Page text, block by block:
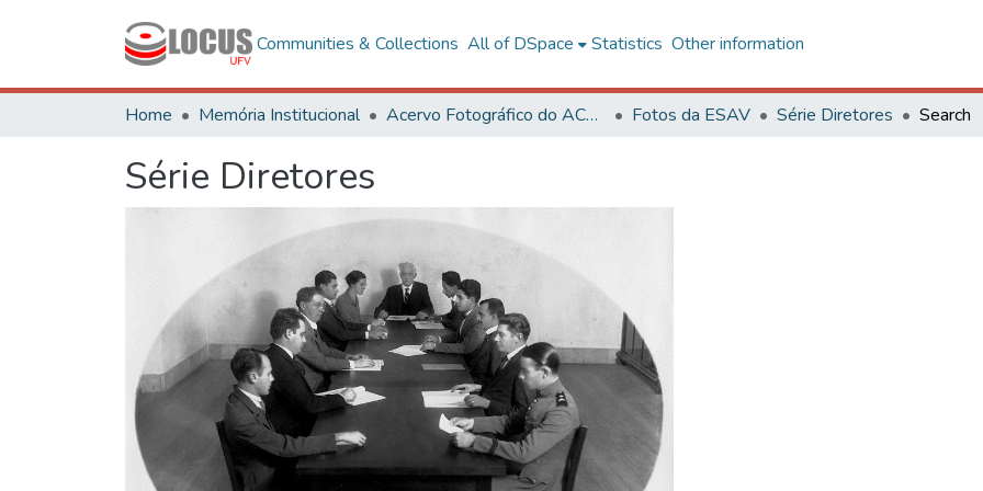
Communities & Collections All of DSpace Statistics Other information
Home Memória Institucional Acervo Fotográfico do ACH-UFV Fotos da ESAV Série Diretores Search
Série Diretores